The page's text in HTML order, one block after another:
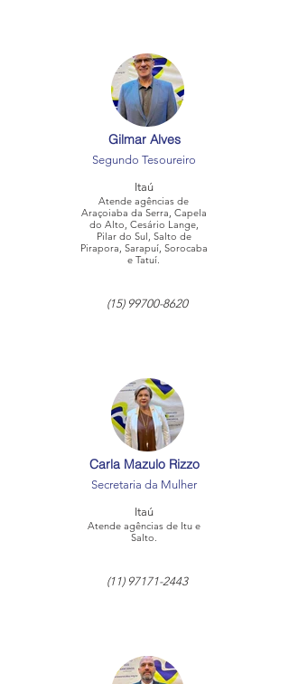
Gilmar Alves
Segundo Tesoureiro
Itaú
Atende agências de
Araçoiaba da Serra, Capela
do Alto, Cesário Lange,
Pilar do Sul, Salto de
Pirapora, Sarapuí, Sorocaba
e Tatuí.
(15) 99700-8620
Carla Mazulo Rizzo
Secretaria da Mulher
Itaú
Atende agências de Itu e
Salto.
(11) 97171-2443